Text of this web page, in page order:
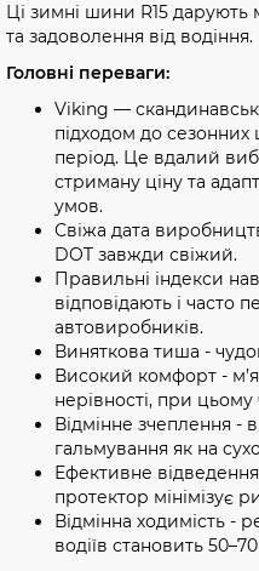
Ці зимні шини R15
та задоволення від водіння.
Головні переваги:
Viking —
підходом до
період. Це вдалий
стриману ціну та
умов.
Свіжа дата
DOT завжди свіжий.
Правильні індекси
відповідають і часто
автовиробників.
Виняткова тиша -
Високий комфорт -
нерівності, при
Відмінне зчеплення -
гальмування як на
Ефективне
протектор мінімізує
Відмінна ходимість -
водіїв становить